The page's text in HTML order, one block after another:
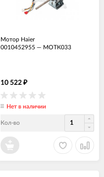
Мотор Haier
0010452955 — МОТК033
10 522 ₽
Нет в наличии
Кол-во